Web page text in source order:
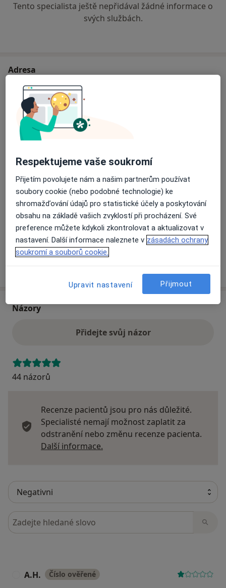
Tento specialista ještě nepřidával žádné informace o
svých službách.
Adresa
Praktický lékař pro dospělé
Jiráskova 987/50,
Dostupnost
Na této adrese online kalendář není aktivní
Co mám v takové situaci udělat?
Způsoby platby (soukromé návštěvy)
Na teto adrese lékař přijímá pacienty na pojišťovnu
Detaily
o adrese
Názory
Přidejte svůj názor
44 názorů
Recenze pacientů jsou pro nás důležité.
Specialisté nemají možnost zaplatit za
odstranění nebo změnu recenze pacienta.
Další informace.
Hledejte v názorech
A.H. Číslo ověřené
Respektujeme vaše soukromí
Přijetím povolujete nám a našim partnerům používat
soubory cookie (nebo podobné technologie) ke
shromažďování údajů pro statistické účely a poskytování
obsahu na základě vašich zvyklostí při procházení. Své
preference můžete kdykoli zkontrolovat a aktualizovat v
nastavení. Další informace naleznete v zásadách ochrany
soukromí a souborů cookie.
Upravit nastavení Přijmout